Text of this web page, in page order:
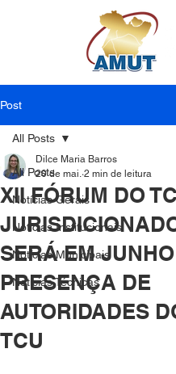
Post
All Posts
Notícias Gerais
Notícias Institucionais
Notícias Municipais
Notícias Técnicas
All Posts
XII FÓRUM DO
SERÁ EM
PRESENÇA DE
AUTORIDADES
TCU
Dilce Maria Barros
20 de mai. 2 min de leitura